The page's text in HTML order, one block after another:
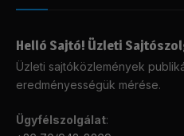
Helló Sajtó! Üzleti
Üzleti sajtóközlemények
eredményességük mérése.
Ügyfélszolgálat: